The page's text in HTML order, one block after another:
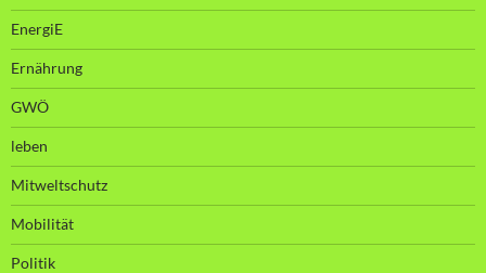
EnergiE
Ernährung
GWÖ
leben
Mitweltschutz
Mobilität
Politik